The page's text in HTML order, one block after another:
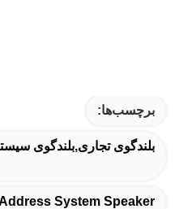
برچسب‌ها:
بلندگوی تجاری,بلندگوی
System Speaker